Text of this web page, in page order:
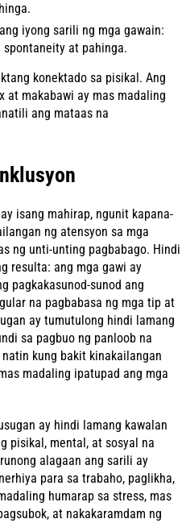
iyong sarili ng mga gawain:
spontaneity at pahinga.
konektado sa pisikal. Ang
at makabawi ay mas madaling
ang mataas na
isang mahirap, ngunit kapana-
ng atensyon sa mga
ng unti-unting pagbabago. Hindi
resulta: ang mga gawi ay
pagkakasunod-sunod ang
na pagbabasa ng mga tip at
ay tumutulong hindi lamang
sa pagbuo ng panloob na
kung bakit kinakailangan
madaling ipatupad ang mga
ay hindi lamang kawalan
pisikal, mental, at sosyal na
alagaan ang sarili ay
para sa trabaho, paglikha,
humarap sa stress, mas
at nakakaramdam ng